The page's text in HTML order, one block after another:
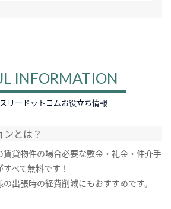
INFORMATION
リードットコムお役立ち情報
とは？
賃貸物件の場合必要な敷金・礼金・仲介手
べて無料です！
の出張時の経費削減にもおすすめです。